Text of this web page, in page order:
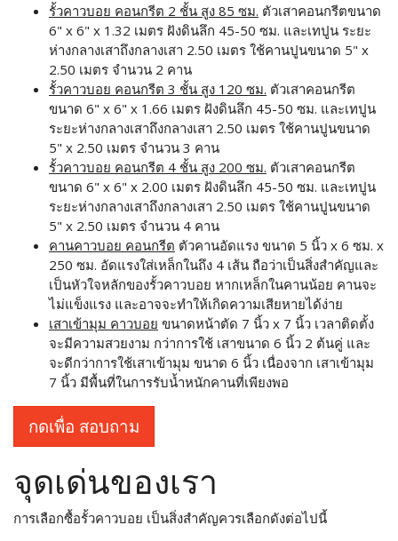
รั้วคาวบอย คอนกรีต 2 ชั้น สูง 85 ซม. ตัวเสาคอนกรีตขนาด
6" x 6" x 1.32 เมตร ฝังดินลึก 45-50 ซม. และเทปูน ระยะ
ห่างกลางเสาถึงกลางเสา 2.50 เมตร ใช้คานปูนขนาด 5" x
2.50 เมตร จำนวน 2 คาน
รั้วคาวบอย คอนกรีต 3 ชั้น สูง 120 ซม. ตัวเสาคอนกรีต
ขนาด 6" x 6" x 1.66 เมตร ฝังดินลึก 45-50 ซม. และเทปูน
ระยะห่างกลางเสาถึงกลางเสา 2.50 เมตร ใช้คานปูนขนาด
5" x 2.50 เมตร จำนวน 3 คาน
รั้วคาวบอย คอนกรีต 4 ชั้น สูง 200 ซม. ตัวเสาคอนกรีต
ขนาด 6" x 6" x 2.00 เมตร ฝังดินลึก 45-50 ซม. และเทปูน
ระยะห่างกลางเสาถึงกลางเสา 2.50 เมตร ใช้คานปูนขนาด
5" x 2.50 เมตร จำนวน 4 คาน
คานคาวบอย คอนกรีต ตัวคานอัดแรง ขนาด 5 นิ้ว x 6 ซม. x
250 ซม. อัดแรงใส่เหล็กในถึง 4 เส้น ถือว่าเป็นสิ่งสำคัญและ
เป็นหัวใจหลักของรั้วคาวบอย หากเหล็กในคานน้อย คานจะ
ไม่แข็งแรง และอาจจะทำให้เกิดความเสียหายได้ง่าย
เสาเข้ามุม คาวบอย ขนาดหน้าตัด 7 นิ้ว x 7 นิ้ว เวลาติดตั้ง
จะมีความสวยงาม กว่าการใช้ เสาขนาด 6 นิ้ว 2 ต้นคู่ และ
จะดีกว่าการใช้เสาเข้ามุม ขนาด 6 นิ้ว เนื่องจาก เสาเข้ามุม
7 นิ้ว มีพื้นที่ในการรับน้ำหนักคานที่เพียงพอ
กดเพื่อ สอบถาม
จุดเด่นของเรา
การเลือกซื้อรั้วคาวบอย เป็นสิ่งสำคัญควรเลือกดังต่อไปนี้